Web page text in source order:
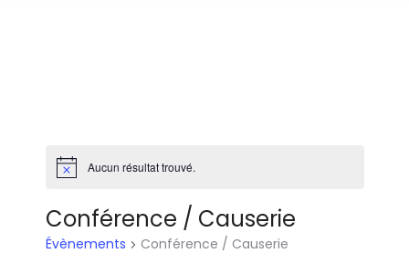
Notice Aucun résultat trouvé.
Conférence / Causerie
Évènements Conférence / Causerie